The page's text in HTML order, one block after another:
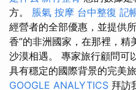
方。 脹氣 按摩 台中整復 記
經營者的全部優惠，並提供
香”的非洲國家，在那裡，精
沙漠相遇。 專家旅行顧問可
具有穩定的國際背景的完美
GOOGLE ANALYTICS 拜訪